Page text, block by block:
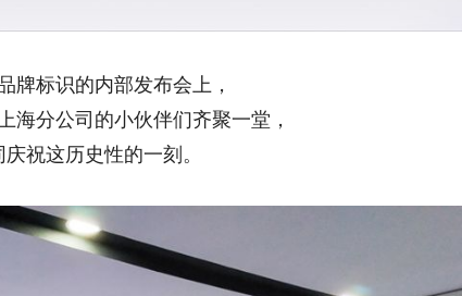
牌标识的内部发布会上，
海分公司的小伙伴们齐聚一堂，
祝这历史性的一刻。